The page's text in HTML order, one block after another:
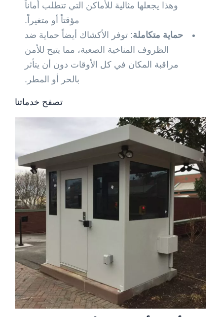
وهذا يجعلها مثالية للأماكن التي تتطلب أماناً
مؤقتاً أو متغيراً.
حماية متكاملة: توفر الأكشاك أيضاً حماية ضد
الظروف المناخية الصعبة، مما يتيح للأمن
مراقبة المكان في كل الأوقات دون أن يتأثر
بالحر أو المطر.
تصفح خدماتنا